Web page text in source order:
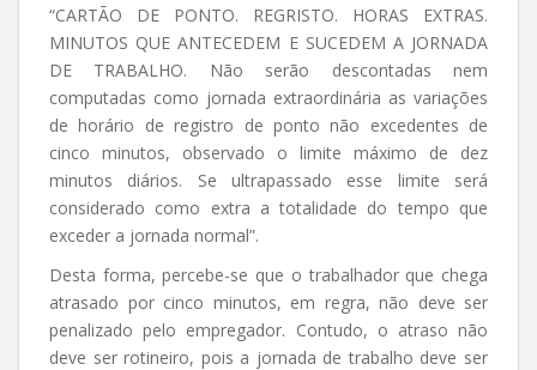
“CARTÃO DE PONTO. REGRISTO. HORAS EXTRAS.
MINUTOS QUE ANTECEDEM E SUCEDEM A JORNADA
DE TRABALHO. Não serão descontadas nem
computadas como jornada extraordinária as variações
de horário de registro de ponto não excedentes de
cinco minutos, observado o limite máximo de dez
minutos diários. Se ultrapassado esse limite será
considerado como extra a totalidade do tempo que
exceder a jornada normal”.
Desta forma, percebe-se que o trabalhador que chega
atrasado por cinco minutos, em regra, não deve ser
penalizado pelo empregador. Contudo, o atraso não
deve ser rotineiro, pois a jornada de trabalho deve ser